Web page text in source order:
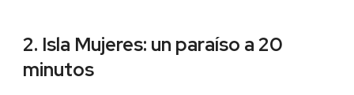
2. Isla Mujeres: un paraíso a 20
minutos